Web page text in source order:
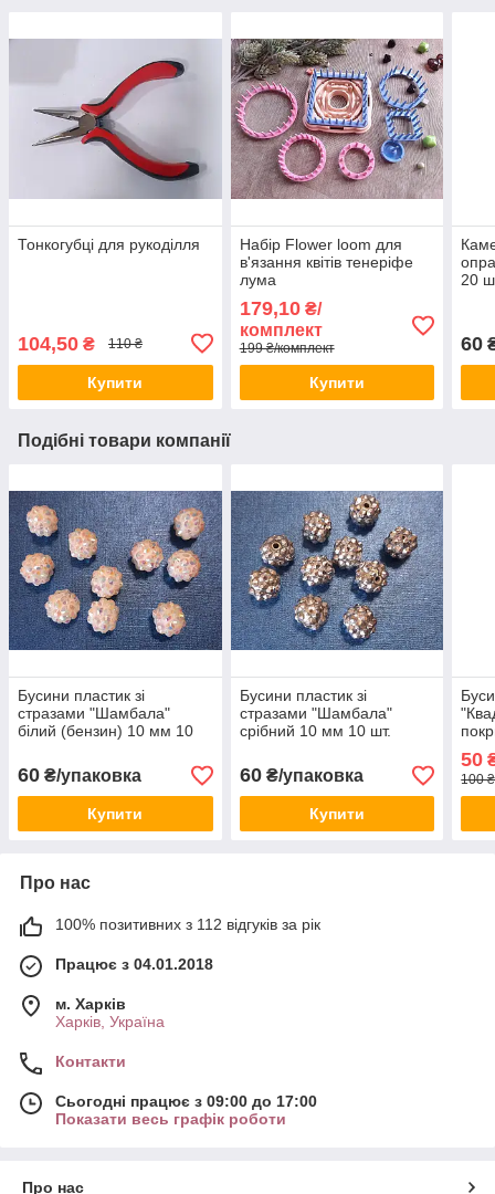
Тонкогубці для рукоділля
104,50 ₴ 110 ₴
Купити
Набір Flower loom для
в'язання квітів тенеріфе
лума
179,10₴/
комплект
199 ₴/комплект
Купити
20
60
Подібні товари компанії
Бусини пластик зі
стразами "Шамбала"
білий (бензин) 10 мм 10
60 ₴/упаковка
Купити
Бусини пластик зі
стразами "Шамбала"
срібний 10 мм 10 шт.
60₴/упаковка
Купити
мм
50
100
Про нас
100% позитивних з 112 відгуків за рік
Працює з 04.01.2018
м. Харків
Харків, Україна
Контакти
Сьогодні працює з 09:00 до 17:00
Показати весь графік роботи
Про нас